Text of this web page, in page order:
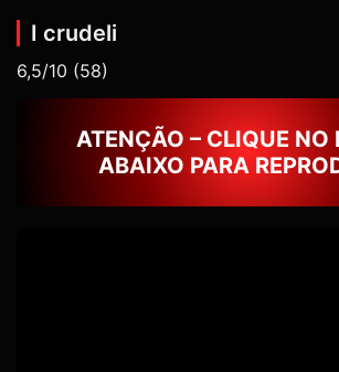
I crudeli
6,5/10 (58)
ATENÇÃO – CLIQUE NO
ABAIXO PARA